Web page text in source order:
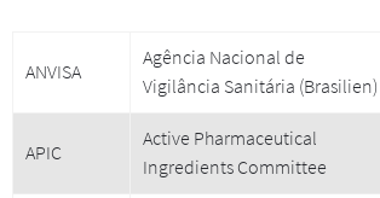
ANVISA
Agência Nacional de
Vigilância Sanitária (Brasilien)
APIC
Active Pharmaceutical
Ingredients Committee